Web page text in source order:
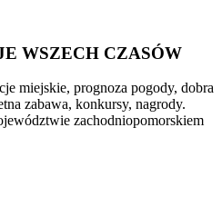
WSZECH CZASÓW
miejskie, prognoza pogody, dobra
zabawa, konkursy, nagrody.
zachodniopomorskiem